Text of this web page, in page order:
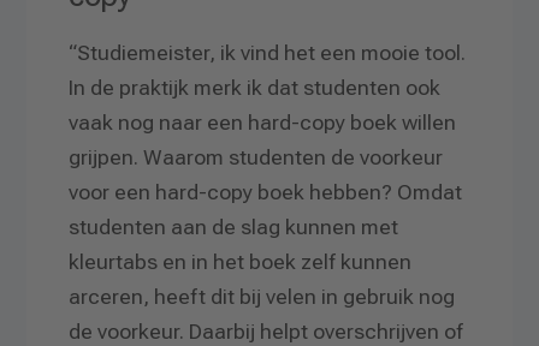
“Studiemeister, ik vind het een mooie tool.
In de praktijk merk ik dat studenten ook
vaak nog naar een hard-copy boek willen
grijpen. Waarom studenten de voorkeur
voor een hard-copy boek hebben? Omdat
studenten aan de slag kunnen met
kleurtabs en in het boek zelf kunnen
arceren, heeft dit bij velen in gebruik nog
de voorkeur. Daarbij helpt overschrijven of